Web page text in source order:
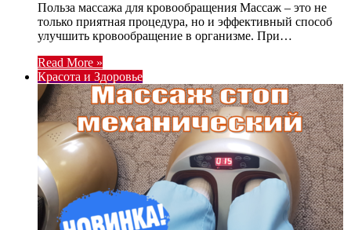
Польза массажа для кровообращения Массаж – это не
только приятная процедура, но и эффективный способ
улучшить кровообращение в организме. При…
Read More »
Красота и Здоровье